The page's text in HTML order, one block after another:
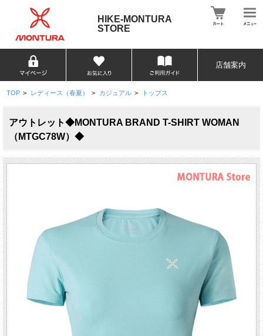
HIKE-MONTURA
STORE
店舗案内
TOP > レディース（春夏） > カジュアル > トップス
アウトレット◆MONTURA BRAND T-SHIRT WOMAN
（MTGC78W）◆